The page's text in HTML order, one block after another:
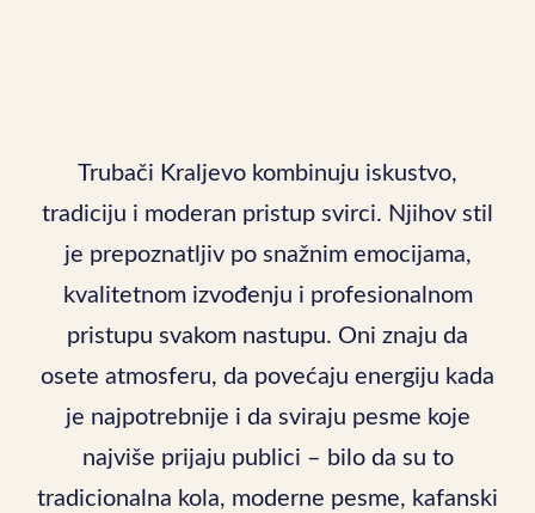
Trubači Kraljevo kombinuju iskustvo,
tradiciju i moderan pristup svirci. Njihov stil
je prepoznatljiv po snažnim emocijama,
kvalitetnom izvođenju i profesionalnom
pristupu svakom nastupu. Oni znaju da
osete atmosferu, da povećaju energiju kada
je najpotrebnije i da sviraju pesme koje
najviše prijaju publici – bilo da su to
tradicionalna kola, moderne pesme, kafanski